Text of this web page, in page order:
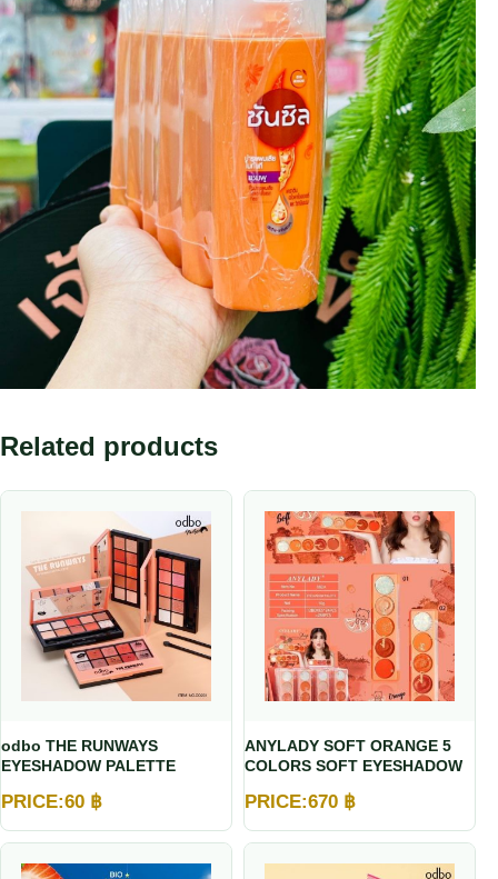
Related products
odbo THE RUNWAYS
EYESHADOW PALETTE
PRICE:60 ฿
ANYLADY SOFT ORANGE 5
COLORS SOFT EYESHADOW
PRICE:670 ฿